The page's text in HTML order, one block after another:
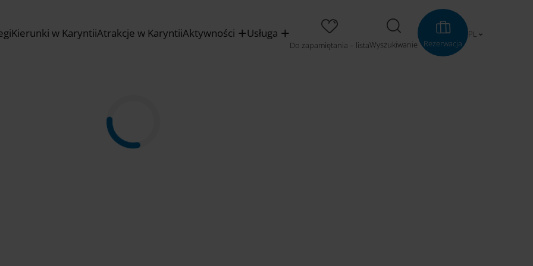
Kierunki w KaryntiiAtrakcje w KaryntiiAktywności Usługa
Do zapamiętania – listaWyszukiwanie Rezerwacja
PL